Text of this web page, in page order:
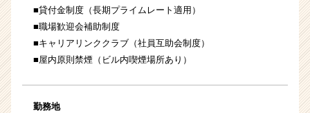
■貸付金制度（長期プライムレート適用）
■職場歓迎会補助制度
■キャリアリンククラブ（社員互助会制度）
■屋内原則禁煙（ビル内喫煙場所あり）
勤務地